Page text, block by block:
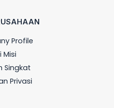
Profile
Misi
Singkat
Privasi